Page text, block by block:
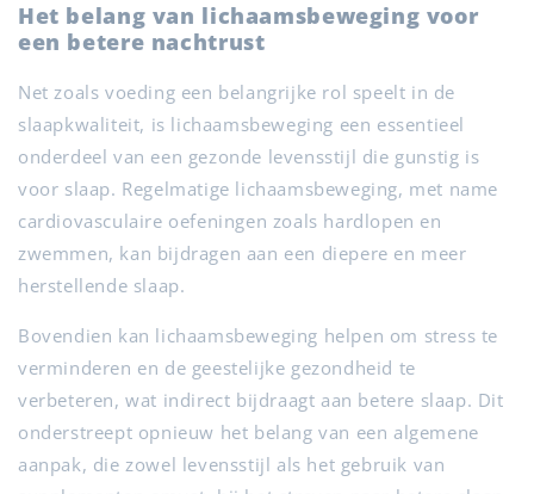
Het belang van lichaamsbeweging voor
een betere nachtrust
Net zoals voeding een belangrijke rol speelt in de
slaapkwaliteit, is lichaamsbeweging een essentieel
onderdeel van een gezonde levensstijl die gunstig is
voor slaap. Regelmatige lichaamsbeweging, met name
cardiovasculaire oefeningen zoals hardlopen en
zwemmen, kan bijdragen aan een diepere en meer
herstellende slaap.
Bovendien kan lichaamsbeweging helpen om stress te
verminderen en de geestelijke gezondheid te
verbeteren, wat indirect bijdraagt aan betere slaap. Dit
onderstreept opnieuw het belang van een algemene
aanpak, die zowel levensstijl als het gebruik van